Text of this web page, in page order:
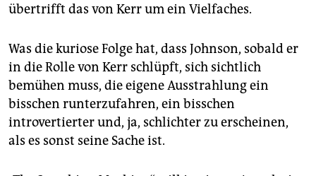
übertrifft das von Kerr um ein Vielfaches.
Was die kuriose Folge hat, dass Johnson, sobald er
in die Rolle von Kerr schlüpft, sich sichtlich
bemühen muss, die eigene Ausstrahlung ein
bisschen runterzufahren, ein bisschen
introvertierter und, ja, schlichter zu erscheinen,
als es sonst seine Sache ist.